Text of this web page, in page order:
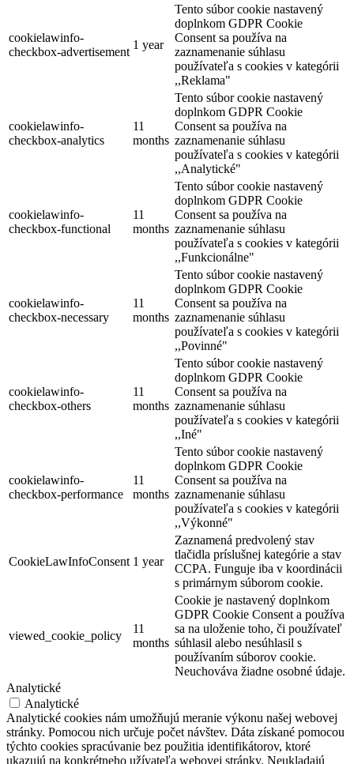
cookielawinfo-
checkbox-advertisement
1 year
Tento súbor cookie nastavený
doplnkom GDPR Cookie
Consent sa používa na
zaznamenanie súhlasu
používateľa s cookies v kategórii
,,Reklama"
cookielawinfo-
checkbox-analytics
11
months
Tento súbor cookie nastavený
doplnkom GDPR Cookie
Consent sa používa na
zaznamenanie súhlasu
používateľa s cookies v kategórii
,,Analytické"
cookielawinfo-
checkbox-functional
11
months
Tento súbor cookie nastavený
doplnkom GDPR Cookie
Consent sa používa na
zaznamenanie súhlasu
používateľa s cookies v kategórii
,,Funkcionálne"
cookielawinfo-
checkbox-necessary
11
months
Tento súbor cookie nastavený
doplnkom GDPR Cookie
Consent sa používa na
zaznamenanie súhlasu
používateľa s cookies v kategórii
,,Povinné"
cookielawinfo-
checkbox-others
11
months
Tento súbor cookie nastavený
doplnkom GDPR Cookie
Consent sa používa na
zaznamenanie súhlasu
používateľa s cookies v kategórii
,,Iné"
cookielawinfo-
checkbox-performance
11
months
Tento súbor cookie nastavený
doplnkom GDPR Cookie
Consent sa používa na
zaznamenanie súhlasu
používateľa s cookies v kategórii
,,Výkonné"
CookieLawInfoConsent 1 year
Zaznamená predvolený stav
tlačidla príslušnej kategórie a stav
CCPA. Funguje iba v koordinácii
s primárnym súborom cookie.
viewed_cookie_policy
11
months
Cookie je nastavený doplnkom
GDPR Cookie Consent a používa
sa na uloženie toho, či používateľ
súhlasil alebo nesúhlasil s
používaním súborov cookie.
Neuchováva žiadne osobné údaje.
Analytické
Analytické
Analytické cookies nám umožňujú meranie výkonu našej webovej
stránky. Pomocou nich určuje počet návštev. Dáta získané pomocou
týchto cookies spracúvanie bez použitia identifikátorov, ktoré
ukazujú na konkrétneho užívateľa webovej stránky. Neukladajú